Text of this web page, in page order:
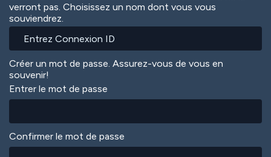
verront pas. Choisissez un nom dont vous vous
souviendrez.
Créer un mot de passe. Assurez-vous de vous en
souvenir!
Entrer le mot de passe
Confirmer le mot de passe